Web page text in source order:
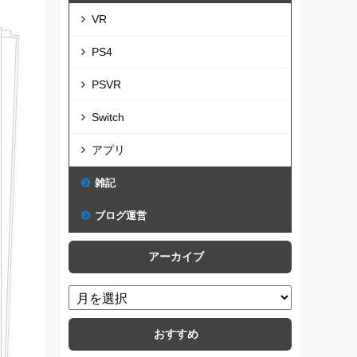
VR
PS4
PSVR
Switch
アプリ
雑記
ブログ運営
アーカイブ
おすすめ